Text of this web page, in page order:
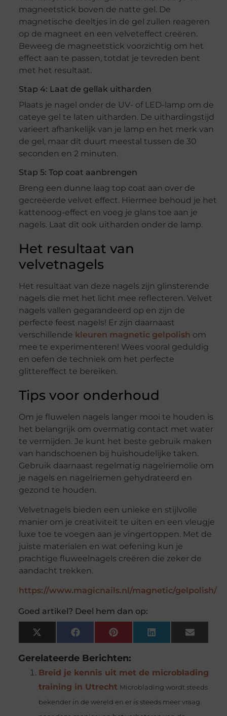
magneetstick boven de natte gel. De
magnetische deeltjes in de gel zullen reageren
op de magneet en een velveteffect creëren.
Beweeg de magneetstick voorzichtig om het
effect aan te passen, totdat je tevreden bent
met het resultaat.
Stap 4: Laat de gellak uitharden
Plaats je nagel onder de UV- of LED-lamp om de
cateye gel te laten uitharden. De uithardingstijd
varieert afhankelijk van je lamp en het merk van
de gel, maar dit duurt meestal tussen de 30
seconden en 2 minuten.
Stap 5: Top coat aanbrengen
Breng een dunne laag top coat aan over de
gecreëerde velvet effect. Hiermee behoud je het
kattenoog-effect en voeg je glans toe aan je
nagels. Laat dit ook uitharden onder de lamp.
Het resultaat van
velvetnagels
Het resultaat van deze nagels zijn glinsterende
nagels die met het licht mee reflecteren. Velvet
nagels vallen gegarandeerd op en zijn de
perfecte feest nagels! Er zijn daarnaast
verschillende kleuren magnetic gelpolish om
mee te experimenteren! Wees vooral geduldig
en oefen de techniek om het perfecte
glittereffect te bereiken.
Tips voor onderhoud
Om je fluwelen nagels langer mooi te houden is
het belangrijk om overmatig contact met water
te vermijden. Je kunt het beste gebruik maken
van handschoenen bij huishoudelijke taken.
Gebruik daarnaast regelmatig nagelriemolie om
je nagels en nagelriemen gehydrateerd en
gezond te houden.
Velvetnagels bieden een unieke en stijlvolle
manier om je creativiteit te uiten en een vleugje
luxe toe te voegen aan je vingertoppen. Met de
juiste materialen en wat oefening kun je
prachtige fluweelnagels creëren die zeker de
aandacht trekken.
https://www.magicnails.nl/magnetic/gelpolish/
Goed artikel? Deel hem dan op:
X
(Twitter)
FacebookPinterest LinkedIn Email
Gerelateerde Berichten:
Breid je kennis uit met de microblading
training in Utrecht Microblading wordt steeds
bekender in de wereld en er is steeds meer vraag